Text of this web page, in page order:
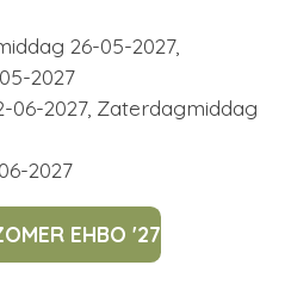
26-05-2027,
2027
06-2027, Zaterdagmiddag
2027
EHBO '27